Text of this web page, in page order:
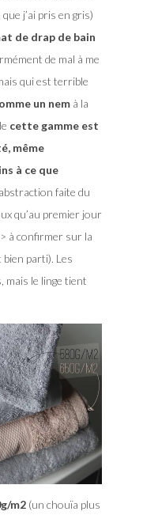
j’ai pris en gris)
de drap de bain
de mal à me
qui est terrible
un nemà la
cette gamme est
même
à ce que
faite du
qu’au premier jour
à confirmer sur la
bien parti). Les
mais le linge tient
m2(un chouïa plus